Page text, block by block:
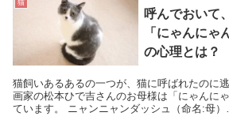
猫
呼んでおいて
「にゃんにゃ
の心理とは？
猫飼いあるあるの一つが、猫に呼ばれたのに
画家の松本ひで吉さんのお母様は「にゃんに
ています。 ニャンニャンダッシュ（命名:母）